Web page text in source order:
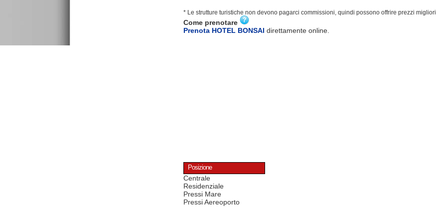
* Le strutture turistiche non devono pagarci commissioni, quindi possono offrire prezzi migliori.
Come prenotare
Prenota HOTEL BONSAI direttamente online.
Posizione
Centrale
Residenziale
Pressi Mare
Pressi Aereoporto